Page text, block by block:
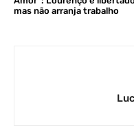
mas não arranja trabalho